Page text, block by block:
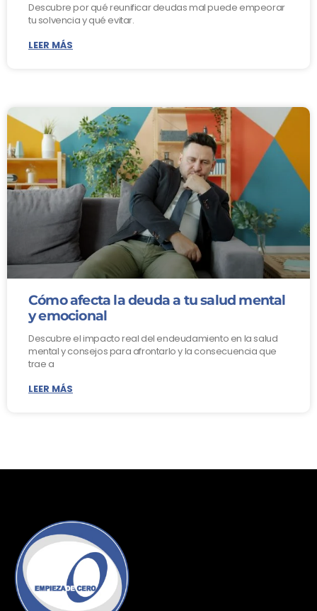
Descubre por qué reunificar deudas mal puede empeorar
tu solvencia y qué evitar.
LEER MÁS
Cómo afecta la deuda a tu salud mental
y emocional
Descubre el impacto real del endeudamiento en la salud
mental y consejos para afrontarlo y la consecuencia que
trae a
LEER MÁS